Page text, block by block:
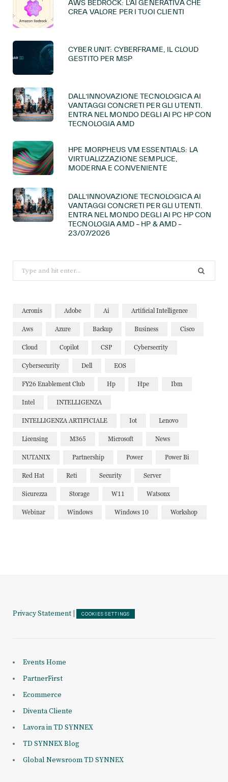
AWS BEDROCK: L’AI GENERATIVA CHE
CREA VALORE PER I TUOI CLIENTI
CYBER UNIT: CYBERFRAME, IL CLOUD
GESTITO PER MSP
DALL’INNOVAZIONE TECNOLOGICA AI
VANTAGGI CONCRETI PER GLI UTENTI.
ENTRA NEL MONDO DEGLI AI PC HP CON
TECNOLOGIA AMD
HPE MORPHEUS VM ESSENTIALS: LA
VIRTUALIZZAZIONE SEMPLICE,
MODERNA E CONVENIENTE
DALL’INNOVAZIONE TECNOLOGICA AI
VANTAGGI CONCRETI PER GLI UTENTI.
ENTRA NEL MONDO DEGLI AI PC HP CON
TECNOLOGIA AMD – HP & AMD –
23/07/2026
for:
Acronis Adobe Ai Artificial Intelligence
Aws Azure Backup Business Cisco
Cloud Copilot CSP Cybersecrity
Cybersecurity Dell EOS
FY26 Enablement Club Hp Hpe Ibm
Intel INTELLIGENZA
INTELLIGENZA ARTIFICIALE Iot Lenovo
Licensing M365 Microsoft News
NUTANIX Partnership Power Power Bi
Red Hat Reti Security Server
Sicurezza Storage W11 Watsonx
Webinar Windows Windows 10 Workshop
Privacy Statement COOKIES SETTINGS
Events Home
PartnerFirst
Ecommerce
Diventa Cliente
Lavora in TD SYNNEX
TD SYNNEX Blog
Global Newsroom TD SYNNEX